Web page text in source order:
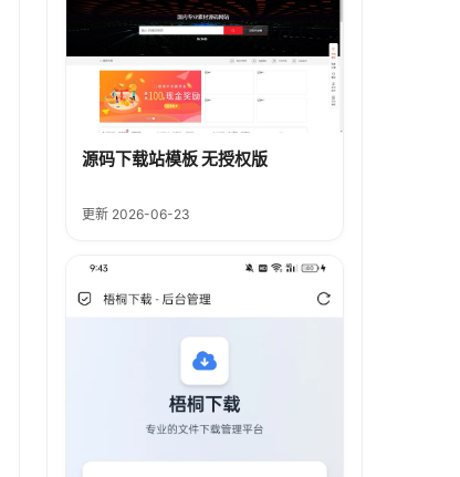
源码下载站模板 无授权版
更新 2026-06-23